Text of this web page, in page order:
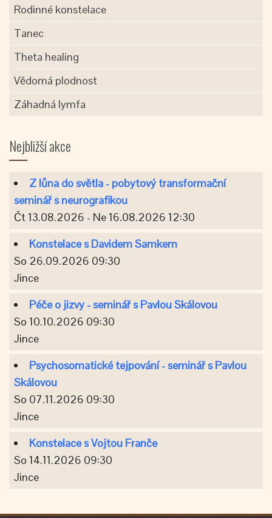
Rodinné konstelace
Tanec
Theta healing
Vědomá plodnost
Záhadná lymfa
Nejbližší akce
Z lůna do světla - pobytový transformační
seminář s neurografikou
Čt 13.08.2026 - Ne 16.08.2026 12:30
Konstelace s Davidem Samkem
So 26.09.2026 09:30
Jince
Péče o jizvy - seminář s Pavlou Skálovou
So 10.10.2026 09:30
Jince
Psychosomatické tejpování - seminář s Pavlou
Skálovou
So 07.11.2026 09:30
Jince
Konstelace s Vojtou Franče
So 14.11.2026 09:30
Jince